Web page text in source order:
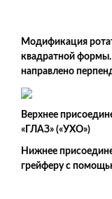
Модификация
квадратной формы.
направлено
Верхнее
«ГЛАЗ» («УХО»)
Нижнее
грейферу с